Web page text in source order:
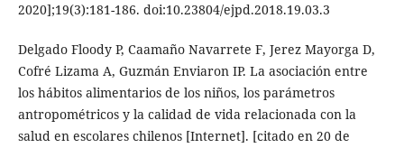
2020];19(3):181-186. doi:10.23804/ejpd.2018.19.03.3
Delgado Floody P, Caamaño Navarrete F, Jerez Mayorga D,
Cofré Lizama A, Guzmán Enviaron IP. La asociación entre
los hábitos alimentarios de los niños, los parámetros
antropométricos y la calidad de vida relacionada con la
salud en escolares chilenos [Internet]. [citado en 20 de